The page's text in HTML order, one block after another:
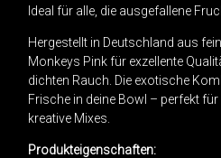
Ideal für alle, die ausgefallene
Hergestellt in Deutschland aus
Monkeys Pink für exzellente
dichten Rauch. Die exotische
Frische in deine Bowl – perfekt
kreative Mixes.
Produkteigenschaften: